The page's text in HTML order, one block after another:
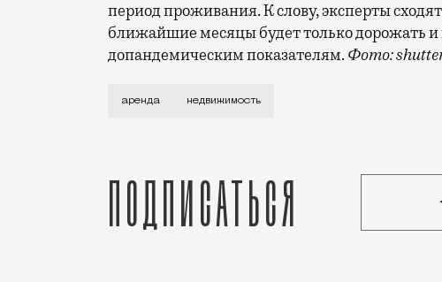
период проживания. К слову, эксперты
ближайшие месяцы будет только дорожать и
допандемическим показателям. Фото:
аренда недвижимость
Подписаться